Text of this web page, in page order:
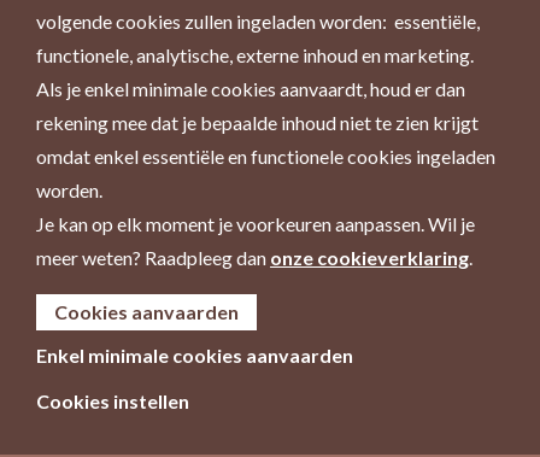
volgende cookies zullen ingeladen worden: essentiële,
functionele, analytische, externe inhoud en marketing.
Als je enkel minimale cookies aanvaardt, houd er dan
rekening mee dat je bepaalde inhoud niet te zien krijgt
omdat enkel essentiële en functionele cookies ingeladen
worden.
Je kan op elk moment je voorkeuren aanpassen. Wil je
meer weten? Raadpleeg dan onze cookieverklaring.
Cookies aanvaarden
Enkel minimale cookies aanvaarden
Cookies instellen